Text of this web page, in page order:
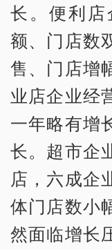
长。便利
额、门店数
售、门店增
业店企业经
一年略有增
长。超市企
店，六成企
体门店数小
然面临增长